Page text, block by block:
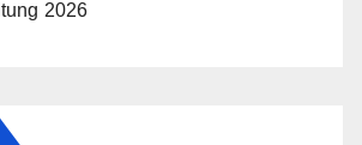
2026